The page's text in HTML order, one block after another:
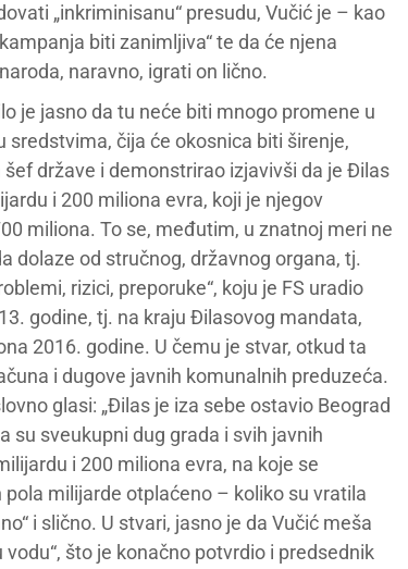
„inkriminisanu“ presudu, Vučić je – kao
biti zanimljiva“ te da će njena
naravno, igrati on lično.
je jasno da tu neće biti mnogo promene u
čija će okosnica biti širenje,
države i demonstrirao izjavivši da je Đilas
i 200 miliona evra, koji je njegov
miliona. To se, međutim, u znatnoj meri ne
dolaze od stručnog, državnog organa, tj.
rizici, preporuke“, koju je FS uradio
godine, tj. na kraju Đilasovog mandata,
2016. godine. U čemu je stvar, otkud ta
i dugove javnih komunalnih preduzeća.
glasi: „Đilas je iza sebe ostavio Beograd
su sveukupni dug grada i svih javnih
i 200 miliona evra, na koje se
milijarde otplaćeno – koliko su vratila
i slično. U stvari, jasno je da Vučić meša
vodu“, što je konačno potvrdio i predsednik